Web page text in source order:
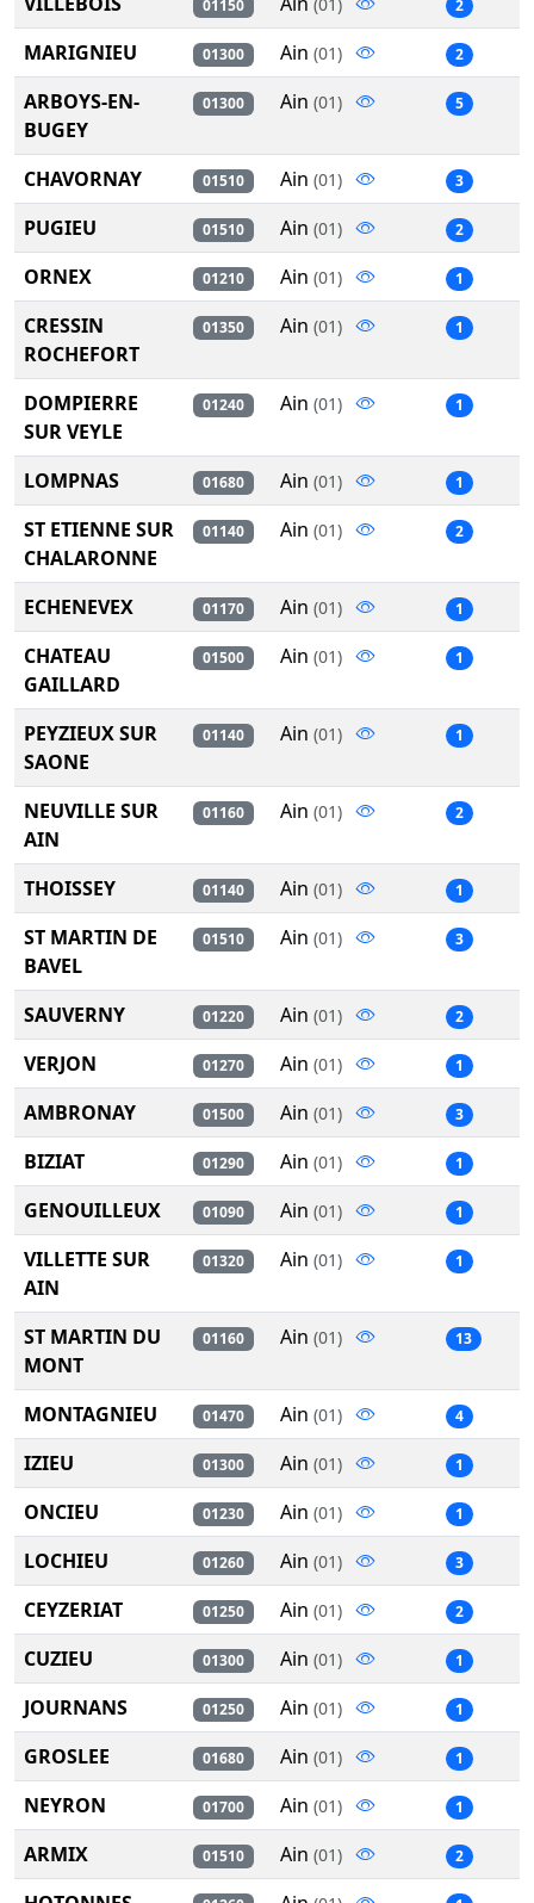
01150 2
MARIGNIEU 01300 Ain (01) 2
ARBOYS-EN-
BUGEY
01300 Ain (01) 5
CHAVORNAY 01510 Ain (01) 3
PUGIEU 01510 Ain (01) 2
ORNEX 01210 Ain (01) 1
CRESSIN
ROCHEFORT
01350 Ain (01) 1
DOMPIERRE
SUR VEYLE
01240 Ain (01) 1
LOMPNAS 01680 Ain (01) 1
ST ETIENNE SUR
CHALARONNE
01140 Ain (01) 2
ECHENEVEX 01170 Ain (01) 1
CHATEAU
GAILLARD
01500 Ain (01) 1
PEYZIEUX SUR
SAONE
01140 Ain (01) 1
NEUVILLE SUR
AIN
01160 Ain (01) 2
THOISSEY 01140 Ain (01) 1
ST MARTIN DE
BAVEL
01510 Ain (01) 3
SAUVERNY 01220 Ain (01) 2
VERJON 01270 Ain (01) 1
AMBRONAY 01500 Ain (01) 3
BIZIAT 01290 Ain (01) 1
GENOUILLEUX 01090 Ain (01) 1
VILLETTE SUR
AIN
01320 Ain (01) 1
ST MARTIN DU
MONT
01160 Ain (01) 13
MONTAGNIEU 01470 Ain (01) 4
IZIEU 01300 Ain (01) 1
ONCIEU 01230 Ain (01) 1
LOCHIEU 01260 Ain (01) 3
CEYZERIAT 01250 Ain (01) 2
CUZIEU 01300 Ain (01) 1
JOURNANS 01250 Ain (01) 1
GROSLEE 01680 Ain (01) 1
NEYRON 01700 Ain (01) 1
ARMIX 01510 Ain (01) 2